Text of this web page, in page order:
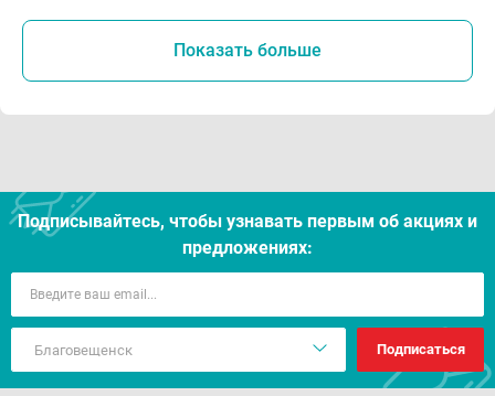
Показать больше
Подписывайтесь, чтобы узнавать первым об акцияx и
предложениях:
Подписаться